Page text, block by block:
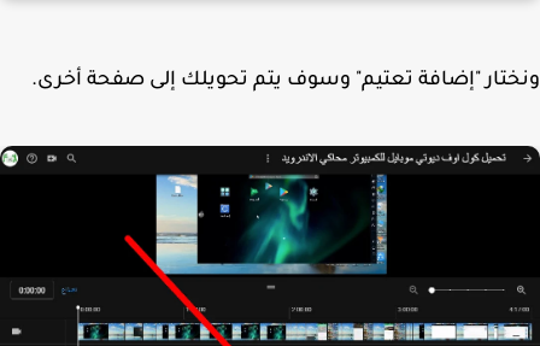
"إضافة تعتيم" وسوف يتم تحويلك إلى صفحة أخرى.